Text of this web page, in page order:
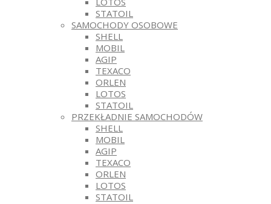
STATOIL
SAMOCHODY OSOBOWE
SHELL
MOBIL
AGIP
TEXACO
ORLEN
LOTOS
STATOIL
PRZEKŁADNIE SAMOCHODÓW
SHELL
MOBIL
AGIP
TEXACO
ORLEN
LOTOS
STATOIL